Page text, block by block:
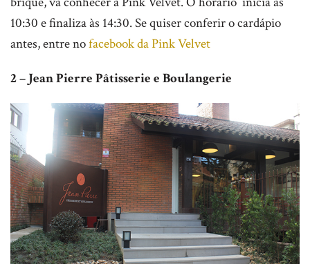
10:30 e finaliza às 14:30. Se quiser conferir o cardápio
antes, entre nofacebook da Pink Velvet
2 – Jean Pierre Pâtisserie e Boulangerie